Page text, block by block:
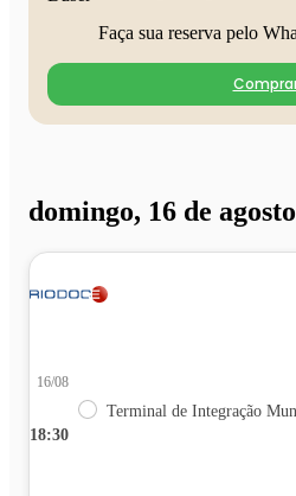
Faça sua reserva pelo
domingo, 16 de agosto
18:30
16/08
Terminal de Integração